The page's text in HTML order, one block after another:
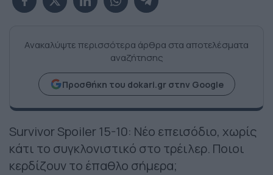
Ανακαλύψτε περισσότερα άρθρα στα αποτελέσματα
αναζήτησης
Προσθήκη του dokari.gr στην Google
Survivor Spoiler 15-10: Νέο επεισόδιο, χωρίς
κάτι το συγκλονιστικό στο τρέιλερ. Ποιοι
κερδίζουν το έπαθλο σήμερα;